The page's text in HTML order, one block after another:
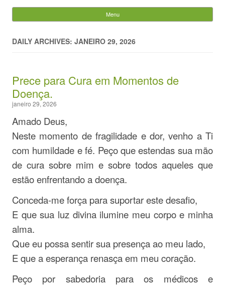
Evandro Legramonte
por:
Menu
DAILY ARCHIVES: JANEIRO 29, 2026
Prece para Cura em Momentos de
Doença.
janeiro 29, 2026
Amado Deus,
Neste momento de fragilidade e dor, venho a Ti
com humildade e fé. Peço que estendas sua mão
de cura sobre mim e sobre todos aqueles que
estão enfrentando a doença.
Conceda-me força para suportar este desafio,
E que sua luz divina ilumine meu corpo e minha
alma.
Que eu possa sentir sua presença ao meu lado,
E que a esperança renasça em meu coração.
Peço por sabedoria para os médicos e